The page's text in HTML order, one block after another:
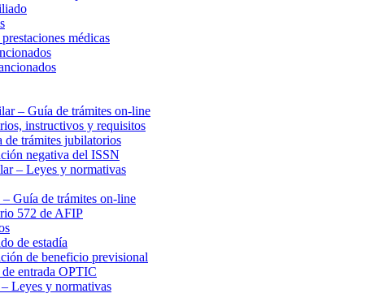
médicas
– Guía de trámites on-line
instructivos y requisitos
de trámites jubilatorios
negativa del ISSN
– Leyes y normativas
Guía de trámites on-line
572 de AFIP
de estadía
de beneficio previsional
entrada OPTIC
Leyes y normativas